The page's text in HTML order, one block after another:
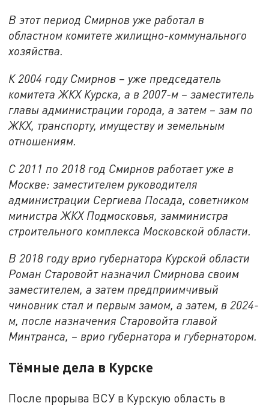
В этот период Смирнов уже работал в
областном комитете жилищно-коммунального
хозяйства.
К 2004 году Смирнов – уже председатель
комитета ЖКХ Курска, а в 2007-м – заместитель
главы администрации города, а затем – зам по
ЖКХ, транспорту, имуществу и земельным
отношениям.
С 2011 по 2018 год Смирнов работает уже в
Москве: заместителем руководителя
администрации Сергиева Посада, советником
министра ЖКХ Подмосковья, замминистра
строительного комплекса Московской области.
В 2018 году врио губернатора Курской области
Роман Старовойт назначил Смирнова своим
заместителем, а затем предприимчивый
чиновник стал и первым замом, а затем, в 2024-
м, после назначения Старовойта главой
Минтранса, – врио губернатора и губернатором.
Тёмные дела в Курске
После прорыва ВСУ в Курскую область в